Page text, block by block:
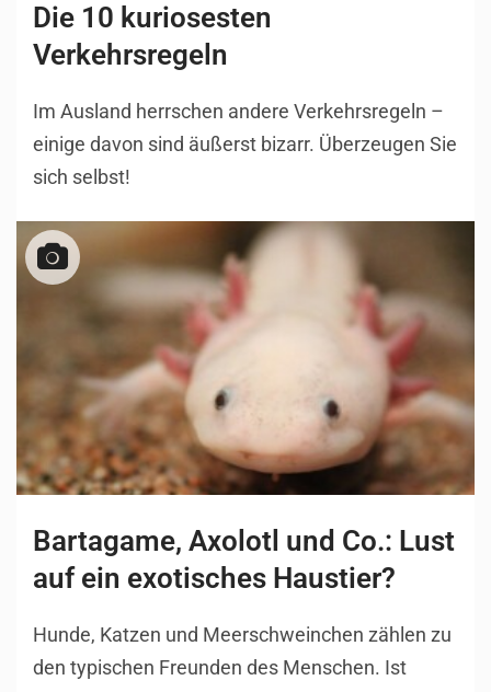
Die 10 kuriosesten
Verkehrsregeln
Im Ausland herrschen andere Verkehrsregeln –
einige davon sind äußerst bizarr. Überzeugen Sie
sich selbst!
Bartagame, Axolotl und Co.: Lust
auf ein exotisches Haustier?
Hunde, Katzen und Meerschweinchen zählen zu
den typischen Freunden des Menschen. Ist